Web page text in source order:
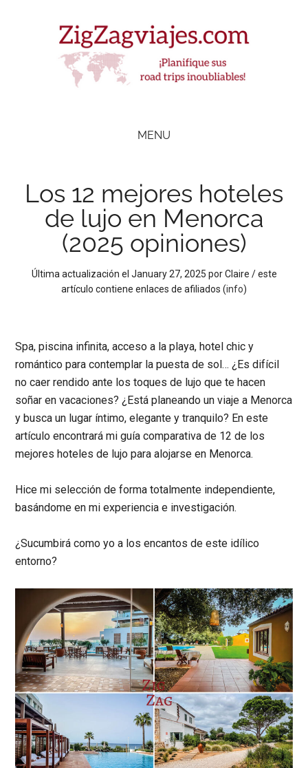
MENU
Los 12 mejores hoteles
de lujo en Menorca
(2025 opiniones)
Última actualización el January 27, 2025 porClaire / este
artículo contiene enlaces de afiliados (info)
Spa, piscina infinita, acceso a la playa, hotel chic y
romántico para contemplar la puesta de sol… ¿Es difícil
no caer rendido ante los toques de lujo que te hacen
soñar en vacaciones? ¿Está planeando un viaje a Menorca
y busca un lugar íntimo, elegante y tranquilo? En este
artículo encontrará mi guía comparativa de 12 de los
mejores hoteles de lujo para alojarse en Menorca.
Hice mi selección de forma totalmente independiente,
basándome en mi experiencia e investigación.
¿Sucumbirá como yo a los encantos de este idílico
entorno?